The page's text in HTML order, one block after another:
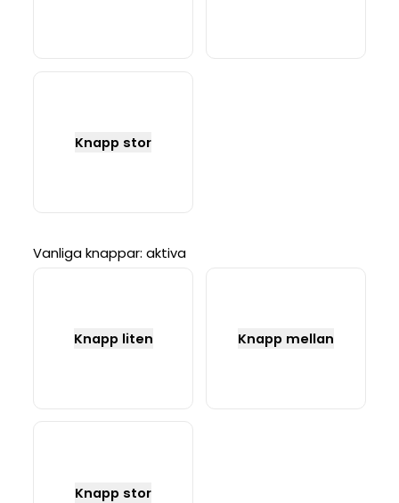
Knapp stor
Vanliga knappar: aktiva
Knapp liten Knapp mellan
Knapp stor